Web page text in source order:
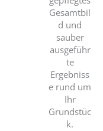
Gesamtbil
d und
sauber
ausgeführ
te
Ergebniss
e rund um
Ihr
Grundstüc
k.